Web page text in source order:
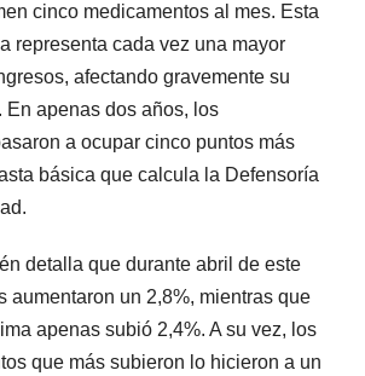
cinco medicamentos al mes. Esta
representa cada vez una mayor
afectando gravemente su
En apenas dos años, los
a ocupar cinco puntos más
básica que calcula la Defensoría
detalla que durante abril de este
aumentaron un 2,8%, mientras que
apenas subió 2,4%. A su vez, los
que más subieron lo hicieron a un